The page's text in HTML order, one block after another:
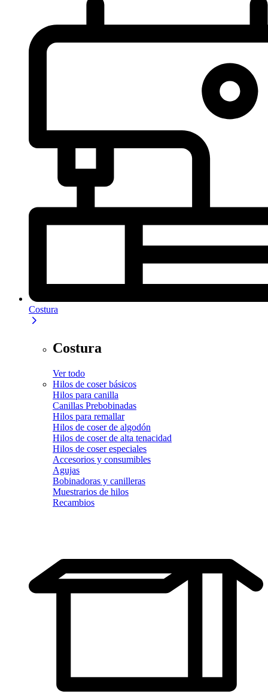
Costura
Costura
Ver todo
Hilos de coser básicos
Hilos para canilla
Canillas Prebobinadas
Hilos para remallar
Hilos de coser de algodón
Hilos de coser de alta tenacidad
Hilos de coser especiales
Accesorios y consumibles
Agujas
Bobinadoras y canilleras
Muestrarios de hilos
Recambios